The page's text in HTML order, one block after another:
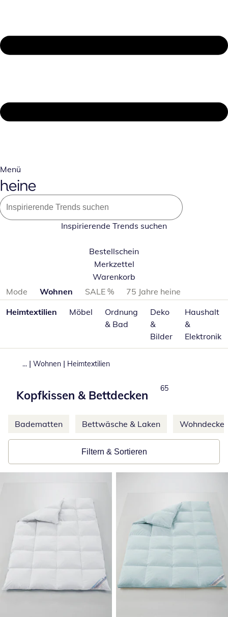
Menü
Inspirierende Trends suchen
Bestellschein
Merkzettel
Warenkorb
Produktkategorien überspringen
Mode Wohnen SALE %
75 Jahre heine
Heimtextilien
Möbel
Ordnung
& Bad
Deko
&
Bilder
Haushalt
&
Elektronik
... | Wohnen | Heimtextilien
Kopfkissen & Bettdecken
Produkte
65
Weitere Kategorien überspringen
Badematten Bettwäsche & Laken
Filtern & Sortieren